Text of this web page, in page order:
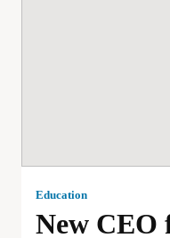
Education
New CEO